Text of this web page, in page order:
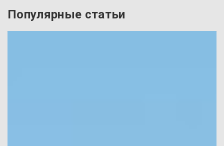
Популярные статьи